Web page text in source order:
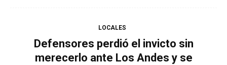
LOCALES
Defensores perdió el invicto sin
merecerlo ante Los Andes y se